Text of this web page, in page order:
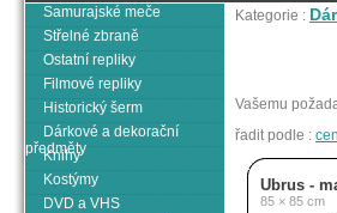
Kategorie :
Vašemu
řadit podle :
Ubrus -
85 × 85 cm
Samurajské meče
Střelné zbraně
Ostatní repliky
Filmové repliky
Historický šerm
Dárkové a dekorační
předměty
Knihy
Kostýmy
DVD a VHS